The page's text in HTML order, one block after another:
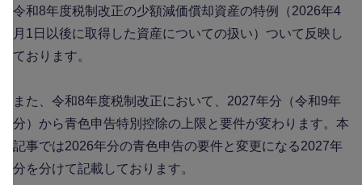
令和8年度税制改正の少額減価償却資産の特例（2026年4
月1日以後に取得した資産についての扱い）ついて反映し
ております。
また、令和8年度税制改正において、2027年分（令和9年
分）から青色申告特別控除の上限と要件が変わります。本
記事では2026年分の青色申告の要件と変更になる2027年
分を分けて記載しております。